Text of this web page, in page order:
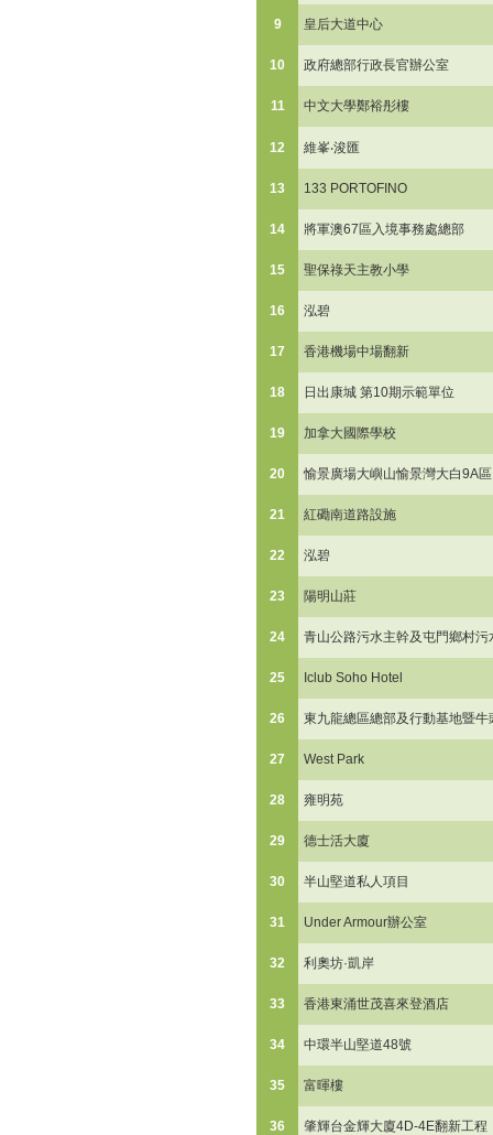
9 皇后大道中心
10 政府總部行政長官辦公室
11 中文大學鄭裕彤樓
12 維峯‧浚匯
13 133 PORTOFINO
14 將軍澳67區入境事務處總部
15 聖保祿天主教小學
16 泓碧
17 香港機場中場翻新
18 日出康城 第10期示範單位
19 加拿大國際學校
20 愉景廣場大嶼山愉景灣大白9A區
21 紅磡南道路設施
22 泓碧
23 陽明山莊
24 青山公路污水主幹及屯門鄉村污
25 Iclub Soho Hotel
26 東九龍總區總部及行動基地暨
27 West Park
28 雍明苑
29 德士活大廈
30 半山堅道私人項目
31 Under Armour辦公室
32 利奧坊·凱岸
33 香港東涌世茂喜來登酒店
34 中環半山堅道48號
35 富暉樓
36 肇輝台金輝大廈4D-4E翻新工程